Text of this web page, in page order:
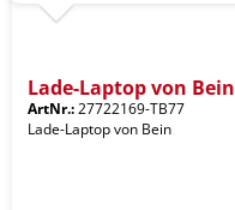
Lade-Laptop von Bein
ArtNr.:27722169-TB77
Lade-Laptop von Bein